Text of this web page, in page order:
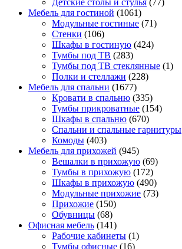
Детские столы и стулья (77)
Мебель для гостиной (1061)
Модульные гостиные (71)
Стенки (106)
Шкафы в гостиную (424)
Тумбы под ТВ (283)
Тумбы под ТВ стеклянные (1)
Полки и стеллажи (228)
Мебель для спальни (1677)
Кровати в спальню (335)
Тумбы прикроватные (154)
Шкафы в спальню (670)
Спальни и спальные гарнитуры
Комоды (403)
Мебель для прихожей (945)
Вешалки в прихожую (69)
Тумбы в прихожую (172)
Шкафы в прихожую (490)
Модульные прихожие (73)
Прихожие (150)
Обувницы (68)
Офисная мебель (141)
Рабочие кабинеты (1)
Тумбы офисные (16)